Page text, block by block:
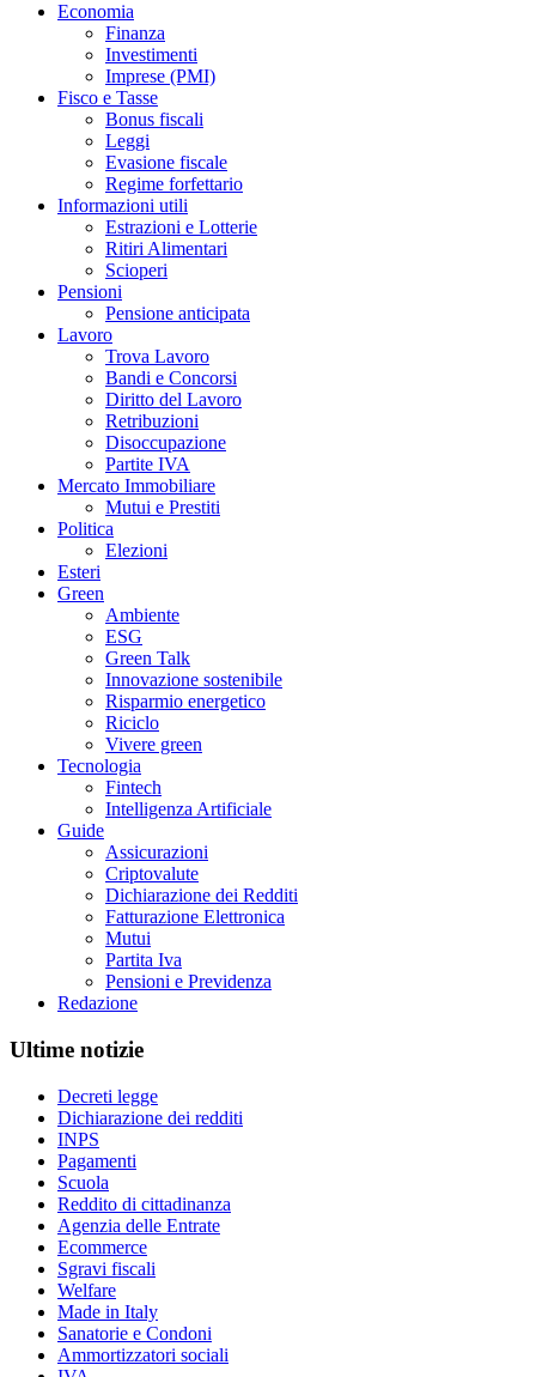
Economia
Finanza
Investimenti
Imprese (PMI)
Fisco e Tasse
Bonus fiscali
Leggi
Evasione fiscale
Regime forfettario
Informazioni utili
Estrazioni e Lotterie
Ritiri Alimentari
Scioperi
Pensioni
Pensione anticipata
Lavoro
Trova Lavoro
Bandi e Concorsi
Diritto del Lavoro
Retribuzioni
Disoccupazione
Partite IVA
Mercato Immobiliare
Mutui e Prestiti
Politica
Elezioni
Esteri
Green
Ambiente
ESG
Green Talk
Innovazione sostenibile
Risparmio energetico
Riciclo
Vivere green
Tecnologia
Fintech
Intelligenza Artificiale
Guide
Assicurazioni
Criptovalute
Dichiarazione dei Redditi
Fatturazione Elettronica
Mutui
Partita Iva
Pensioni e Previdenza
Redazione
Ultime notizie
Decreti legge
Dichiarazione dei redditi
INPS
Pagamenti
Scuola
Reddito di cittadinanza
Agenzia delle Entrate
Ecommerce
Sgravi fiscali
Welfare
Made in Italy
Sanatorie e Condoni
Ammortizzatori sociali